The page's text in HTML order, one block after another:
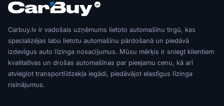
Carbuy.lv ir vadošais uzņēmums lietoto automašīnu tirgū, kas
specializējas labu lietotu automašīnu pārdošanā un piedāvā
izdevīgus auto līzinga nosacījumus. Mūsu mērķis ir sniegt klientiem
kvalitatīvas un drošas automašīnas par pieejamu cenu, kā arī
atvieglot transportlīdzekļa iegādi, piedāvājot elastīgus līzinga
risinājumus.